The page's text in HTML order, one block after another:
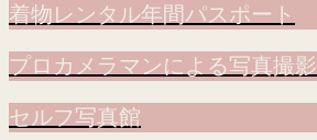
着物レンタル年間パスポート
プロカメラマンによる写真撮影
セルフ写真館